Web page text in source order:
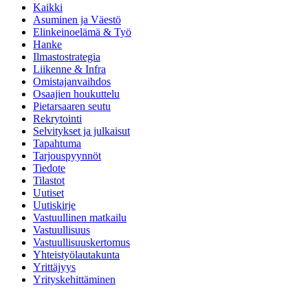
Kaikki
Asuminen ja Väestö
Elinkeinoelämä & Työ
Hanke
Ilmastostrategia
Liikenne & Infra
Omistajanvaihdos
Osaajien houkuttelu
Pietarsaaren seutu
Rekrytointi
Selvitykset ja julkaisut
Tapahtuma
Tarjouspyynnöt
Tiedote
Tilastot
Uutiset
Uutiskirje
Vastuullinen matkailu
Vastuullisuus
Vastuullisuuskertomus
Yhteistyölautakunta
Yrittäjyys
Yrityskehittäminen